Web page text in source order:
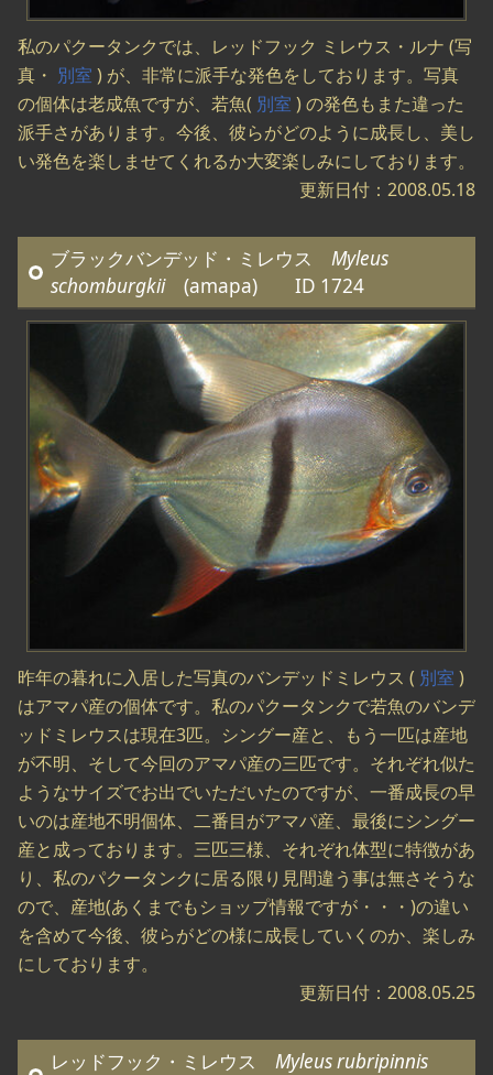
私のパクータンクでは、レッドフック ミレウス・ルナ (写
真・ 別室 ) が、非常に派手な発色をしております。写真
の個体は老成魚ですが、若魚( 別室 ) の発色もまた違った
派手さがあります。今後、彼らがどのように成長し、美し
い発色を楽しませてくれるか大変楽しみにしております。
更新日付：2008.05.18
ブラックバンデッド・ミレウス Myleus
schomburgkii(amapa) ID 1724
昨年の暮れに入居した写真のバンデッドミレウス ( 別室 )
はアマパ産の個体です。私のパクータンクで若魚のバンデ
ッドミレウスは現在3匹。シングー産と、もう一匹は産地
が不明、そして今回のアマパ産の三匹です。それぞれ似た
ようなサイズでお出でいただいたのですが、一番成長の早
いのは産地不明個体、二番目がアマパ産、最後にシングー
産と成っております。三匹三様、それぞれ体型に特徴があ
り、私のパクータンクに居る限り見間違う事は無さそうな
ので、産地(あくまでもショップ情報ですが・・・)の違い
を含めて今後、彼らがどの様に成長していくのか、楽しみ
にしております。
更新日付：2008.05.25
レッドフック・ミレウス Myleus rubripinnis